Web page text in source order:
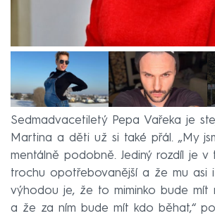
Sedmadvacetiletý Pepa Vařeka je
Martina a děti už si také přál. „My
mentálně podobně. Jediný rozdíl je v
trochu opotřebovanější a že mu asi i
výhodou je, že to miminko bude mít
a že za ním bude mít kdo běhat,“